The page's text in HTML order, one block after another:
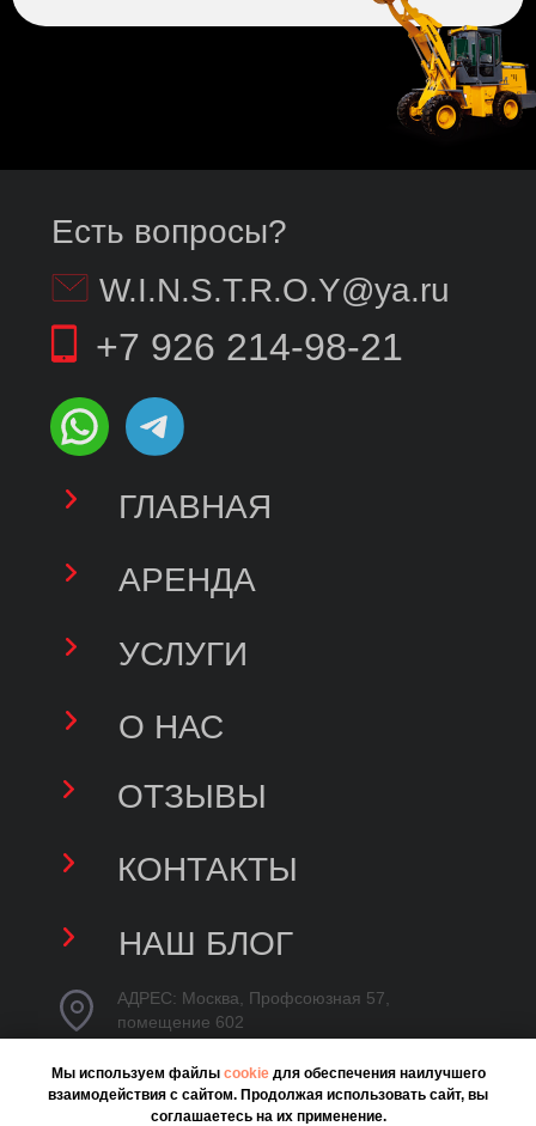
Мы используем файлы cookieдля обеспечения наилучшего
взаимодействия с сайтом. Продолжая использовать сайт, вы
соглашаетесь на их применение.